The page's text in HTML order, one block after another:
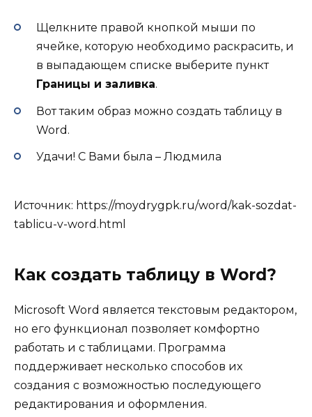
Щелкните правой кнопкой мыши по
ячейке, которую необходимо раскрасить, и
в выпадающем списке выберите пункт
Границы и заливка.
Вот таким образ можно создать таблицу в
Word.
Удачи! С Вами была – Людмила
Источник: https://moydrygpk.ru/word/kak-sozdat-
tablicu-v-word.html
Как создать таблицу в Word?
Microsoft Word является текстовым редактором,
но его функционал позволяет комфортно
работать и с таблицами. Программа
поддерживает несколько способов их
создания с возможностью последующего
редактирования и оформления.